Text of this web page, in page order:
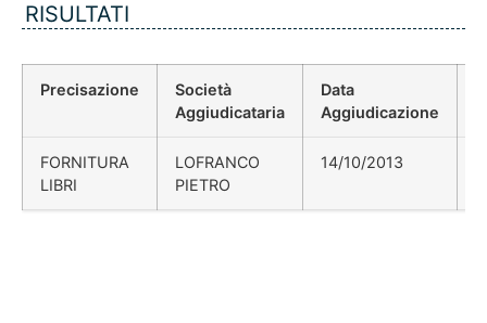
RISULTATI
Precisazione
Società
Aggiudicataria
Data
Aggiudicazione
FORNITURA
LIBRI
LOFRANCO
PIETRO
14/10/2013